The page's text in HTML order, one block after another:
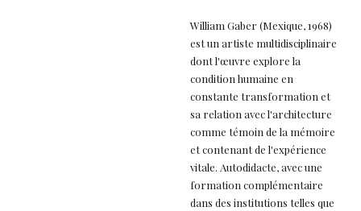
William Gaber (Mexique, 1968)
est un artiste multidisciplinaire
dont l'œuvre explore la
condition humaine en
constante transformation et
sa relation avec l'architecture
comme témoin de la mémoire
et contenant de l'expérience
vitale. Autodidacte, avec une
formation complémentaire
dans des institutions telles que